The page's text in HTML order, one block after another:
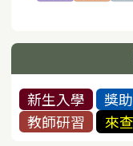
新生入學 獎
教師研習
來